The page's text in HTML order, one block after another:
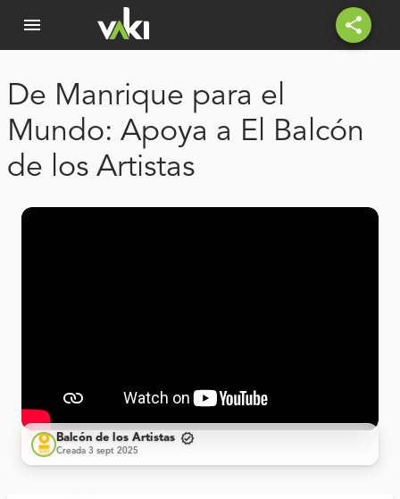
menu share
De Manrique para el
Mundo: Apoya a El Balcón
de los Artistas
Balcón de los Artistas verified
Creada 3 sept 2025